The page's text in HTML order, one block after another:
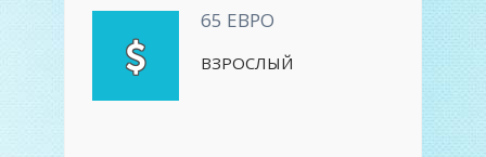
65 ЕВРО
ВЗРОСЛЫЙ